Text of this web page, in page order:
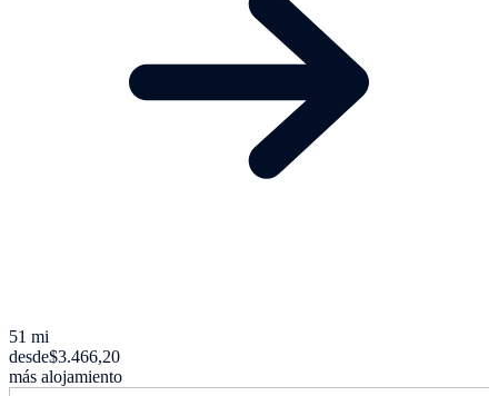
51 mi
desde$3.466,20
más alojamiento